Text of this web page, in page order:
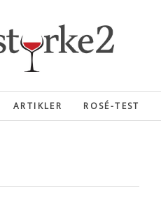
ARTIKLER ROSÉ-TEST